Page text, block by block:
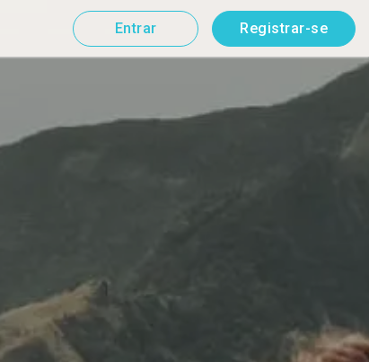
Entrar Registrar-se